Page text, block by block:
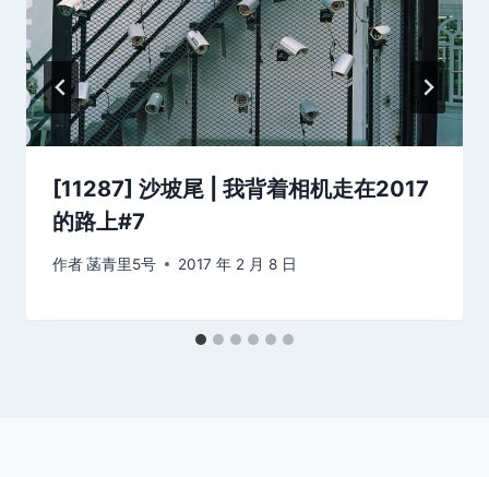
[11287] 沙坡尾 | 我背着相机走在2017
的路上#7
作者菡青里5号 2017 年 2 月 8 日